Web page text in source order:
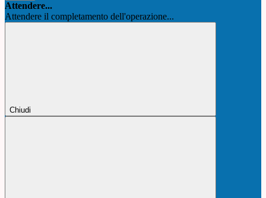
Attendere...
Attendere il completamento dell'operazione...
Chiudi